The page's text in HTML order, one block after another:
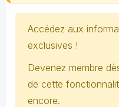
Accédez aux
exclusives !
Devenez membre
de cette
encore.